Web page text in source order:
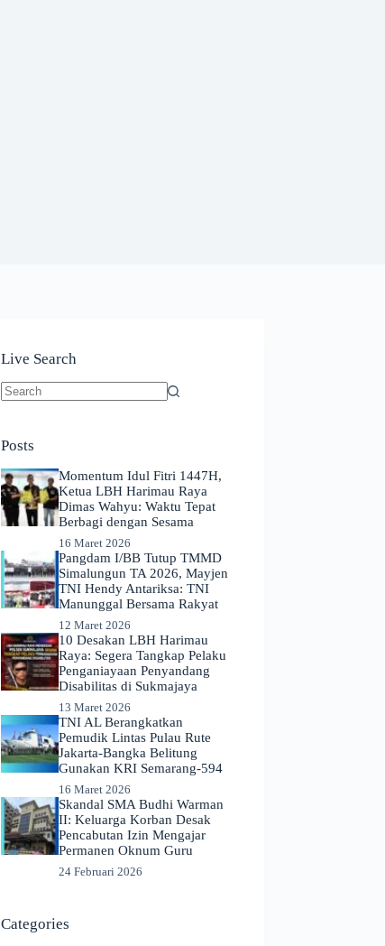
Live Search
Posts
Momentum Idul Fitri 1447H,
Ketua LBH Harimau Raya
Dimas Wahyu: Waktu Tepat
Berbagi dengan Sesama
16 Maret 2026
Pangdam I/BB Tutup TMMD
Simalungun TA 2026, Mayjen
TNI Hendy Antariksa: TNI
Manunggal Bersama Rakyat
12 Maret 2026
​10 Desakan LBH Harimau
Raya: Segera Tangkap Pelaku
Penganiayaan Penyandang
Disabilitas di Sukmajaya
13 Maret 2026
TNI AL Berangkatkan
Pemudik Lintas Pulau Rute
Jakarta-Bangka Belitung
Gunakan KRI Semarang-594
16 Maret 2026
Skandal SMA Budhi Warman
II: Keluarga Korban Desak
Pencabutan Izin Mengajar
Permanen Oknum Guru
24 Februari 2026
Categories